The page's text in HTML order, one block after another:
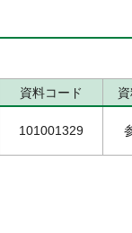
資料コード
101001329